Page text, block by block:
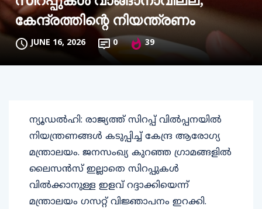
കേന്ദ്രത്തിന്റെ നിയന്ത്രണം
JUNE 16, 2026 0 39
ന്യൂഡല്‍ഹി: രാജ്യത്ത് സിറപ്പ് വില്‍പ്പനയില്‍
നിയന്ത്രണങ്ങള്‍ കടുപ്പിച്ച് കേന്ദ്ര ആരോഗ്യ
മന്ത്രാലയം. ജനസംഖ്യ കുറഞ്ഞ ഗ്രാമങ്ങളില്‍
ലൈസന്‍സ് ഇല്ലാതെ സിറപ്പുകള്‍
വില്‍ക്കാനുള്ള ഇളവ് റദ്ദാക്കിയെന്ന്
മന്ത്രാലയം ഗസറ്റ് വിജ്ഞാപനം ഇറക്കി.